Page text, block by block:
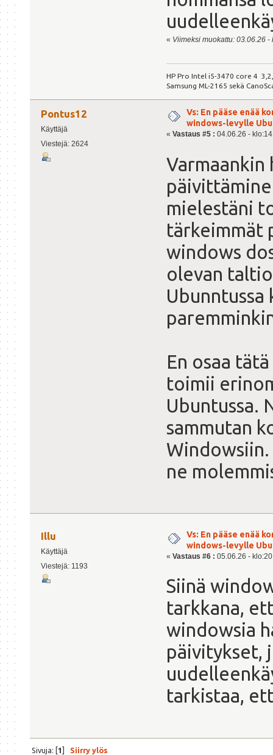
« Viimeksi muokattu: 03.06.26
HP Pro Intel i5-3470 core 4
Samsung ML-2165 sekä
Pontus12
Käyttäjä
Viestejä: 2624
Vs: En pääse enää
windows-levylle
« Vastaus #5 : 04.06.26 -
Varmaankin
mielestäni
tärkeimmät
windows
olevan
En osaa
toimii
Ubuntussa.
sammutan
ne
Illu
Käyttäjä
Viestejä: 1193
Vs: En pääse enää
windows-levylle
« Vastaus #6 : 05.06.26 -
Siinä
tarkkana,
windowsia
päivitykset,
tarkistaa,
Sivuja: [1] Siirry ylös